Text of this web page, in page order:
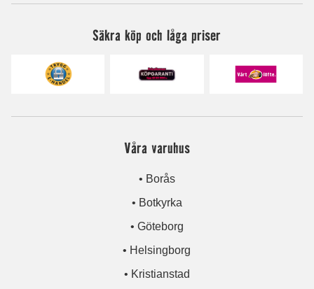
Säkra köp och låga priser
Våra varuhus
• Borås
• Botkyrka
• Göteborg
• Helsingborg
• Kristianstad